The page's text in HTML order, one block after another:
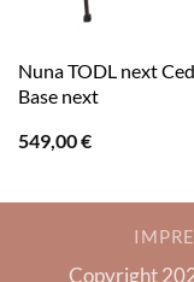
Nuna TODL next
Base next
549,00€
Copyright